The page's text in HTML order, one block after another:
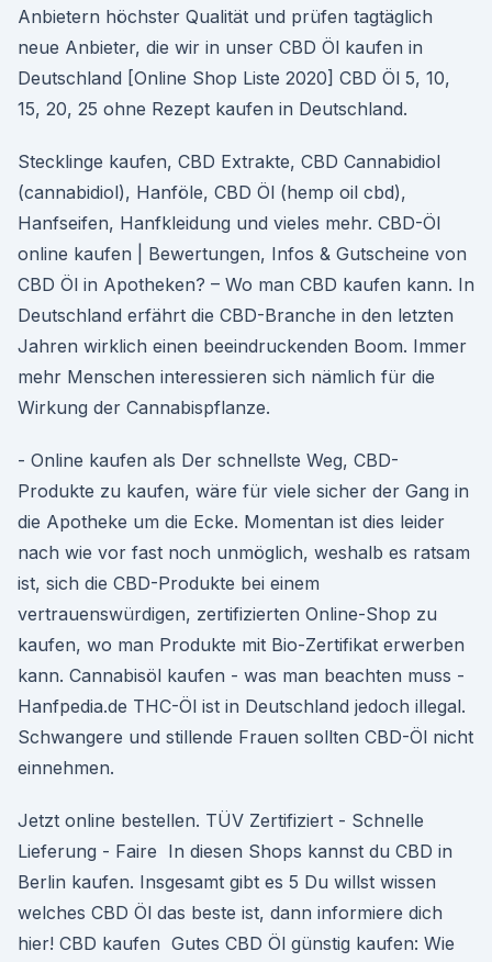
Anbietern höchster Qualität und prüfen tagtäglich
neue Anbieter, die wir in unser CBD Öl kaufen in
Deutschland [Online Shop Liste 2020] CBD Öl 5, 10,
15, 20, 25 ohne Rezept kaufen in Deutschland.
Stecklinge kaufen, CBD Extrakte, CBD Cannabidiol
(cannabidiol), Hanföle, CBD Öl (hemp oil cbd),
Hanfseifen, Hanfkleidung und vieles mehr. CBD-Öl
online kaufen | Bewertungen, Infos & Gutscheine von
CBD Öl in Apotheken? – Wo man CBD kaufen kann. In
Deutschland erfährt die CBD-Branche in den letzten
Jahren wirklich einen beeindruckenden Boom. Immer
mehr Menschen interessieren sich nämlich für die
Wirkung der Cannabispflanze.
- Online kaufen als Der schnellste Weg, CBD-
Produkte zu kaufen, wäre für viele sicher der Gang in
die Apotheke um die Ecke. Momentan ist dies leider
nach wie vor fast noch unmöglich, weshalb es ratsam
ist, sich die CBD-Produkte bei einem
vertrauenswürdigen, zertifizierten Online-Shop zu
kaufen, wo man Produkte mit Bio-Zertifikat erwerben
kann. Cannabisöl kaufen - was man beachten muss -
Hanfpedia.de THC-Öl ist in Deutschland jedoch illegal.
Schwangere und stillende Frauen sollten CBD-Öl nicht
einnehmen.
Jetzt online bestellen. TÜV Zertifiziert - Schnelle
Lieferung - Faire In diesen Shops kannst du CBD in
Berlin kaufen. Insgesamt gibt es 5 Du willst wissen
welches CBD Öl das beste ist, dann informiere dich
hier! CBD kaufen Gutes CBD Öl günstig kaufen: Wie